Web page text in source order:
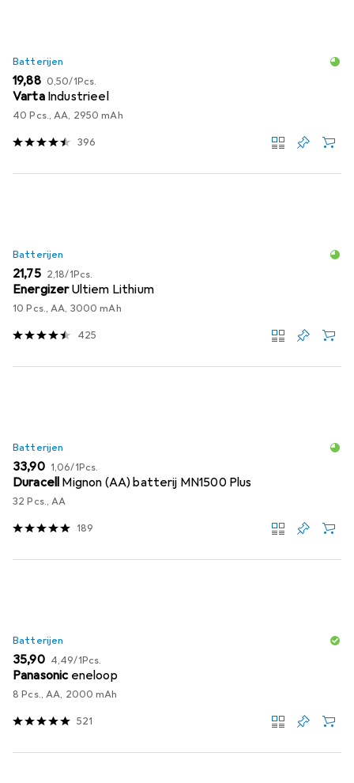
Batterijen
EUR
19,88 EUR
0,50/1Pcs.
Varta Industrieel
40 Pcs., AA, 2950 mAh
396
Batterijen
EUR
21,75 EUR
2,18/1Pcs.
EnergizerUltiem Lithium
10 Pcs., AA, 3000 mAh
425
Batterijen
EUR
33,90 EUR
1,06/1Pcs.
Duracell Mignon (AA) batterij MN1500 Plus
32 Pcs., AA
189
Batterijen
EUR
35,90 EUR
4,49/1Pcs.
Panasonic eneloop
8 Pcs., AA, 2000 mAh
521